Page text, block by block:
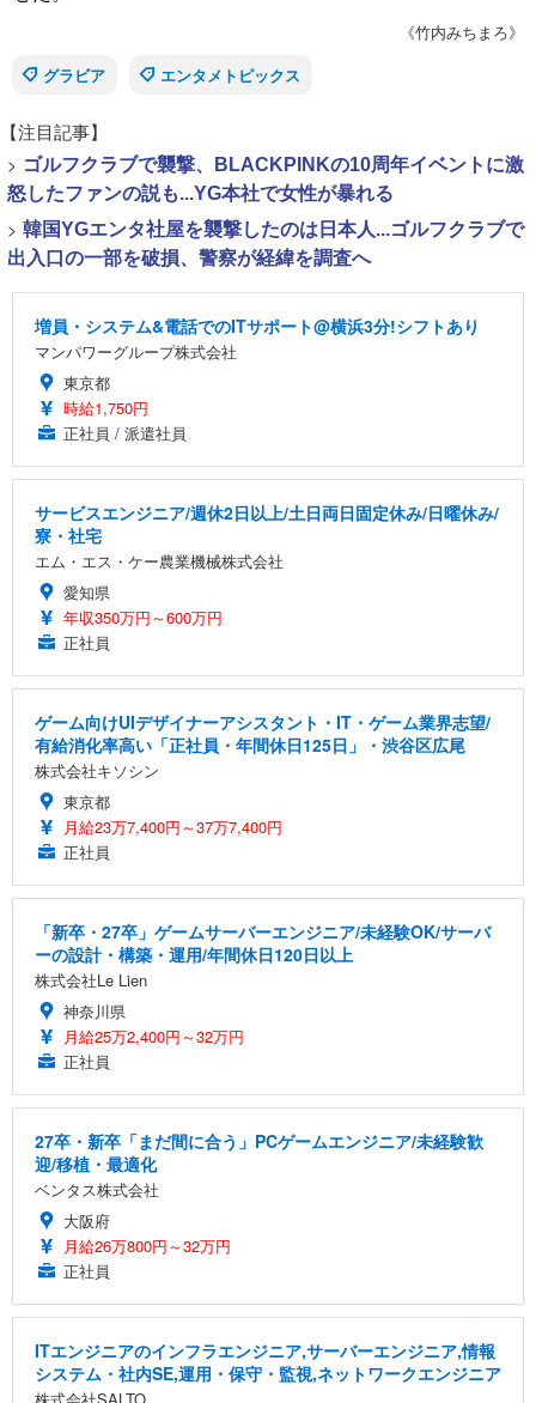
《竹内みちまろ》
グラビア
エンタメトピックス
【注目記事】
> ゴルフクラブで襲撃、BLACKPINKの10周年イベントに激
怒したファンの説も...YG本社で女性が暴れる
> 韓国YGエンタ社屋を襲撃したのは日本人...ゴルフクラブで
出入口の一部を破損、警察が経緯を調査へ
増員・システム&電話でのITサポート@横浜3分!シフトあり
マンパワーグループ株式会社
東京都
時給1,750円
正社員 / 派遣社員
サービスエンジニア/週休2日以上/土日両日固定休み/日曜休み/
寮・社宅
エム・エス・ケー農業機械株式会社
愛知県
年収350万円～600万円
正社員
ゲーム向けUIデザイナーアシスタント・IT・ゲーム業界志望/
有給消化率高い「正社員・年間休日125日」・渋谷区広尾
株式会社キソシン
東京都
月給23万7,400円～37万7,400円
正社員
「新卒・27卒」ゲームサーバーエンジニア/未経験OK/サーバ
ーの設計・構築・運用/年間休日120日以上
株式会社Le Lien
神奈川県
月給25万2,400円～32万円
正社員
27卒・新卒「まだ間に合う」PCゲームエンジニア/未経験歓
迎/移植・最適化
ベンタス株式会社
大阪府
月給26万800円～32万円
正社員
ITエンジニアのインフラエンジニア,サーバーエンジニア,情報
システム・社内SE,運用・保守・監視,ネットワークエンジニア